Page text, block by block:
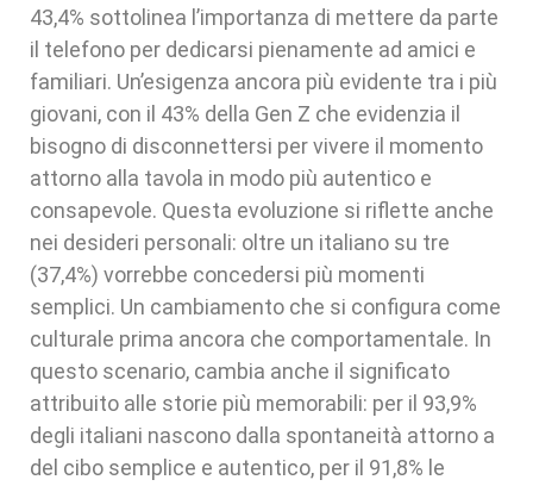
43,4% sottolinea l’importanza di mettere da parte
il telefono per dedicarsi pienamente ad amici e
familiari. Un’esigenza ancora più evidente tra i più
giovani, con il 43% della Gen Z che evidenzia il
bisogno di disconnettersi per vivere il momento
attorno alla tavola in modo più autentico e
consapevole. Questa evoluzione si riflette anche
nei desideri personali: oltre un italiano su tre
(37,4%) vorrebbe concedersi più momenti
semplici. Un cambiamento che si configura come
culturale prima ancora che comportamentale. In
questo scenario, cambia anche il significato
attribuito alle storie più memorabili: per il 93,9%
degli italiani nascono dalla spontaneità attorno a
del cibo semplice e autentico, per il 91,8% le